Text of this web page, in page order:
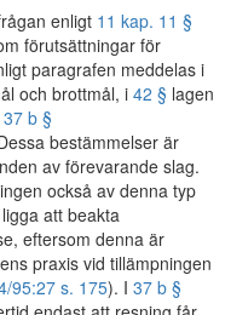
enligt 11 kap. 11 §
förutsättningar för
paragrafen meddelas i
och brottmål, i42 § lagen
37 b §
bestämmelser är
av förevarande slag.
också av denna typ
att beakta
eftersom denna är
praxis vid tillämpningen
95:27 s. 175). I 37 b §